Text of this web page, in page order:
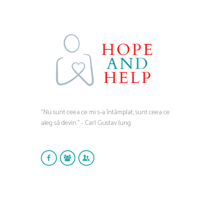
”Nu sunt ceea ce mi s-a întâmplat, sunt ceea ce
aleg să devin.” - Carl Gustav Jung